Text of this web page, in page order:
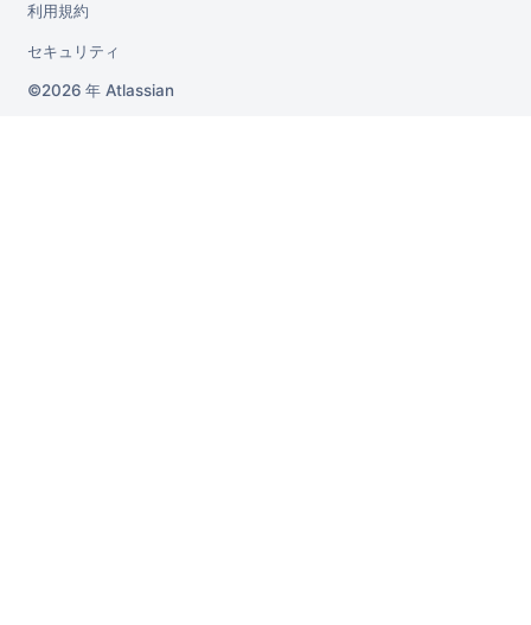
利用規約
セキュリティ
2026 年 Atlassian